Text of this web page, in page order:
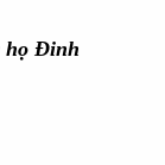
họ Đinh